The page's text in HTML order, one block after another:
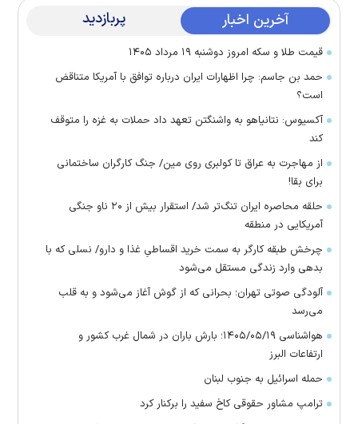
آخرین اخبار پربازدید
قیمت طلا و سکه امروز دوشنبه ۱۹ مرداد ۱۴۰۵
حمد بن جاسم: چرا اظهارات ایران درباره توافق با آمریکا متناقض
است؟
آکسیوس: نتانیاهو به واشنگتن تعهد داد حملات به غزه را متوقف
کند
از مهاجرت به عراق تا کولبری روی مین/ جنگ کارگران ساختمانی
برای بقا!
حلقه محاصره ایران تنگ‌تر شد/ استقرار بیش از ۲۰ ناو جنگی
آمریکایی در منطقه
چرخش طبقه کارگر به سمت خرید اقساطیِ غذا و دارو/ نسلی که با
بدهی وارد زندگی مستقل می‌شود
آلودگی صوتی تهران؛ بحرانی که از گوش آغاز می‌شود و به قلب
می‌رسد
هواشناسی ۱۴۰۵/۰۵/۱۹؛ بارش باران در شمال غرب کشور و
ارتفاعات البرز
حمله اسرائیل به جنوب لبنان
ترامپ مشاور حقوقی کاخ سفید را برکنار کرد